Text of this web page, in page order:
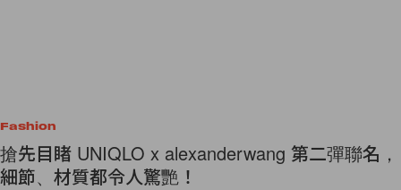
Fashion
搶先目睹 UNIQLO x alexanderwang 第二彈聯名，
細節、材質都令人驚艷！